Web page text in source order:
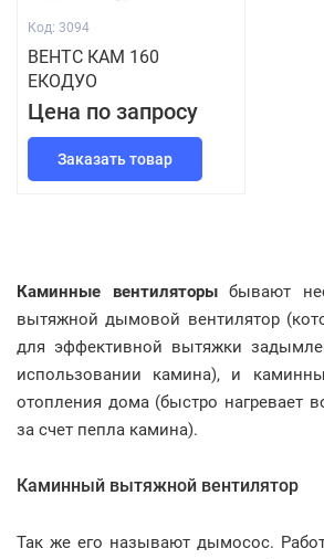
Код: 3094
ВЕНТС КАМ 160
ЕКОДУО
Цена по запросу
Заказать товар
Каминные вентиляторыбывают
вытяжной дымовой вентилятор
для эффективной вытяжки
использовании камина), и
отопления дома (быстро нагревает
за счет пепла камина).
Каминный вытяжной вентилятор
Так же его называют дымосос.